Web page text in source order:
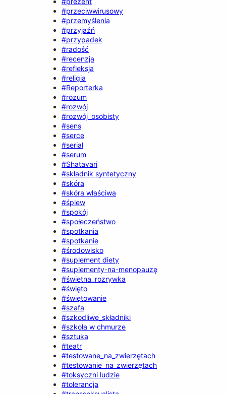
#przeciwwirusowy
#przemyślenia
#przyjaźń
#przypadek
#radość
#recenzja
#refleksja
#religia
#Reporterka
#rozum
#rozwój
#rozwój_osobisty
#sens
#serce
#serial
#serum
#Shatavari
#składnik syntetyczny
#skóra
#skóra właściwa
#śpiew
#spokój
#społeczeństwo
#spotkania
#spotkanie
#środowisko
#suplement diety
#suplementy-na-menopauzę
#świetna_rozrywka
#święto
#świętowanie
#szafa
#szkodliwe_składniki
#szkoła w chmurze
#sztuka
#teatr
#testowane_na_zwierzętach
#testowanie_na_zwierzętach
#toksyczni ludzie
#tolerancja